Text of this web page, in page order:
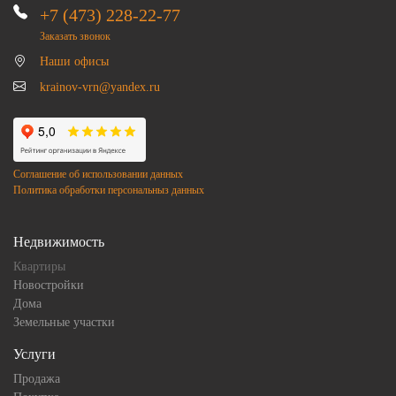
+7 (473) 228-22-77
Заказать звонок
Наши офисы
krainov-vrn@yandex.ru
Соглашение об использовании данных
Политика обработки персональныз данных
Недвижимость
Квартиры
Новостройки
Дома
Земельные участки
Услуги
Продажа